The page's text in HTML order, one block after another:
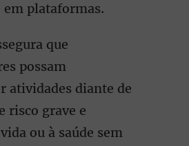
em plataformas.
que
possam
atividades diante de
risco grave e
ou à saúde sem